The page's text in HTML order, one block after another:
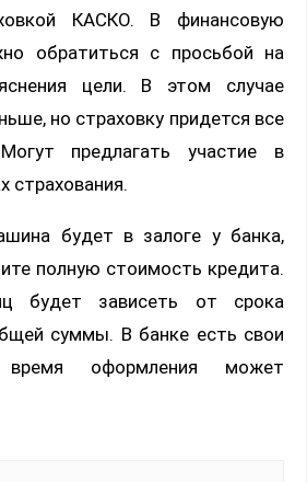
КАСКО. В финансовую
обратиться с просьбой на
цели. В этом случае
но страховку придется все
предлагать участие в
страхования.
будет в залоге у банка,
полную стоимость кредита.
будет зависеть от срока
суммы. В банке есть свои
оформления может